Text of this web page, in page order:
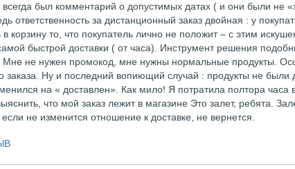
всегда был комментарий о допустимых датах ( и они были не
ответственность за дистанционный заказ двойная : у
корзину то, что покупатель лично не положит – с этим
быстрой доставки ( от часа). Инструмент решения
не нужен промокод, мне нужны нормальные продукты.
заказа. Ну и последний вопиющий случай : продукты не были
на « доставлен». Как мило! Я потратила полтора часа
что мой заказ лежит в магазине Это залет, ребята.
не изменится отношение к доставке, не вернется.